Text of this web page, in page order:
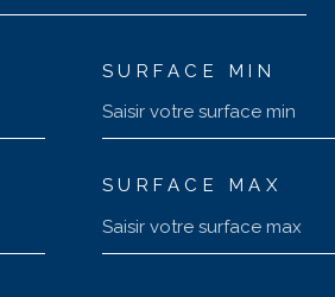
SURFACE MIN
SURFACE MAX